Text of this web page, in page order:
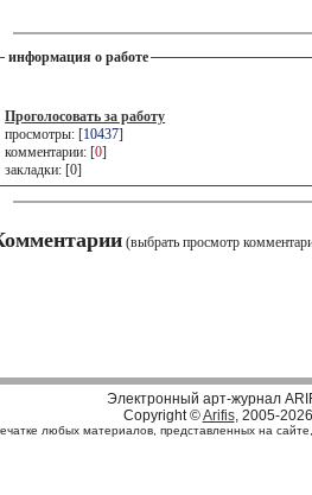
информация о работе
Проголосовать за работу
просмотры: [10437]
комментарии: [0]
закладки: [0]
(выбрать просмотр
Электронный арт-журнал
Copyright ©Arifis, 2005-2026
любых материалов, представленных на